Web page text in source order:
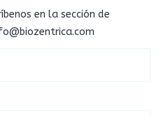
en la sección de